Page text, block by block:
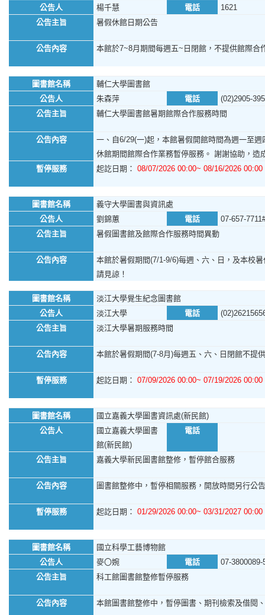
公告人
楊千慧 電話
1621
公告主旨
暑假休館日期公告
公告內容 本館於7~8月期間每週五~日閉館，不提供館際
圖書館名稱
輔仁大學圖書館
公告人
朱森萍 電話
(02)2905-
公告主旨
輔仁大學圖書館暑期館際合作服務時間
公告內容
一、自6/29(一)起，本館暑假開館時間為週一至
休館期間館際合作業務暫停服務。 謝謝協助，造
暫停服務
起訖日期： 08/07/2026 00:00~ 08/16/2026 00:00
圖書館名稱
義守大學圖書與資訊處
公告人
劉錦蕙 電話
07-657-
公告主旨
暑假圖書館及館際合作服務時間異動
公告內容
本館於暑假期間(7/1-9/6)每週、六、日，及本校
請見諒！
圖書館名稱
淡江大學覺生紀念圖書館
公告人
淡江大學 電話
公告主旨
淡江大學暑期服務時間
公告內容 本館於暑假期間(7-8月)每週五、六、日閉館不提
暫停服務 起訖日期： 07/09/2026 00:00~ 07/19/2026 00:00
圖書館名稱
國立嘉義大學圖書資訊處(新民館)
公告人
國立嘉義大學圖書
館(新民館)
電話
公告主旨 嘉義大學新民圖書館整修，暫停館合服務
公告內容 圖書館整修中，暫停相關服務，開放時間另行公
暫停服務 起訖日期： 01/29/2026 00:00~ 03/31/2027 00:00
圖書館名稱
國立科學工藝博物館
公告人
麥〇婉 電話
07-3800089-
公告主旨
科工館圖書館整修暫停服務
公告內容 本館圖書館整修中，暫停圖書、期刊檢索及借閱